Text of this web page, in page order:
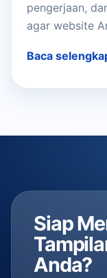
pengerjaan,
agar website
Baca
Siap
Anda?